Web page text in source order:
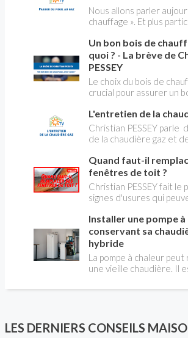
ses dangers avec
Nous allons parler
chauffage ». Et plus
aborder l’abandon du
gaz.
Un bon bois de
quoi ? - La brève de
PESSEY
Le choix du bois de
crucial pour assurer un
l'impact
comment reconnaître
qualité ? Plusieurs
jeu : le type d'essence, le
d'humidité, la densité et
coupe.
L'entretien de la
Christian PESSEY parle
de la chaudière gaz et
avez un système par
plancher chauffant, qui
par une chaudière au
faire entretenir celle-ci
an, que vous soyez
propriétaire occupant.
chose pour un chauffe-
C’est une obligation
le faites pas, votre
pourra être engagée en
d’accident, et vous ne
Quand faut-il
fenêtres de toit ?
Christian PESSEY fait le
signes d'usures qui
toit. En remplaçant vos
vous ferez des
chauffage et vous
confort des combles qui
équipées.
Installer une pompe à
conservant sa
hybride
La pompe à chaleur peut
une vieille chaudière. Il
l'énergie initialement
Est-ce intéressant
Peut-on bénéficier
LES DERNIERS CONSEILS